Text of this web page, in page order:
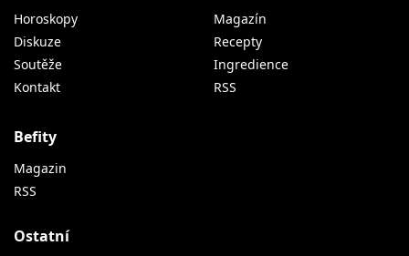
Horoskopy
Diskuze
Soutěže
Kontakt
Magazín
Recepty
Ingredience
RSS
Befity
Magazin
RSS
Ostatní